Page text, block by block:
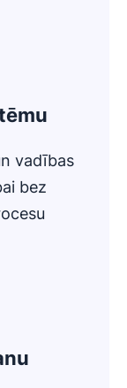
vadības
bez